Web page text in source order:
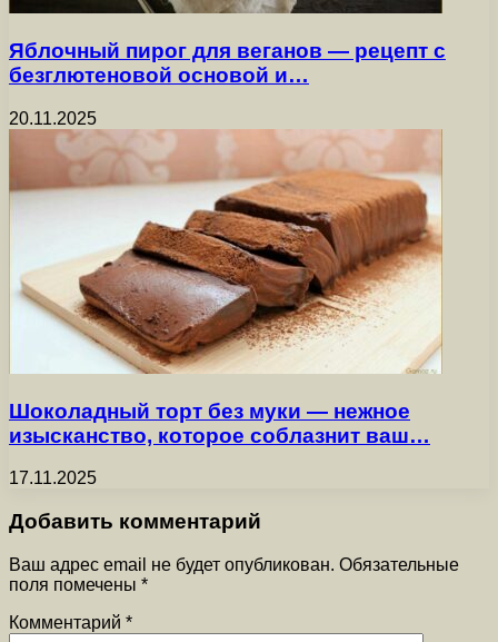
Яблочный пирог для веганов — рецепт с
безглютеновой основой и…
20.11.2025
Шоколадный торт без муки — нежное
изысканство, которое соблазнит ваш…
17.11.2025
Добавить комментарий
Ваш адрес email не будет опубликован. Обязательные
поля помечены *
Комментарий *